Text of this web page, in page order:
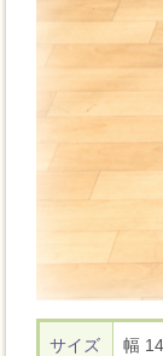
サイズ 幅